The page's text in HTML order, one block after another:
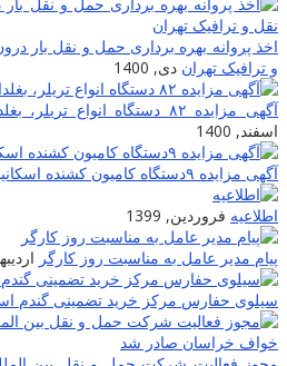
اخذ پروانه بهره برداری حمل و نقل بار
و ترافیک تهران دی, 1400
آگهی مزایده ۸۲ دستگاه انواع تریلر، بغلدار فلزی، کفی و سمی تریلر
اسفند, 1400
آگهی مزایده ۹دستگاه کامیون کشنده اسکانیا ۱۱۳ مدل ۱۹۹۱
اطلاعیه فروردین, 1399
پیام مدیر عامل به مناسبت روز کارگر
سیلوی حفارس مرکز خرید تضمینی گندم